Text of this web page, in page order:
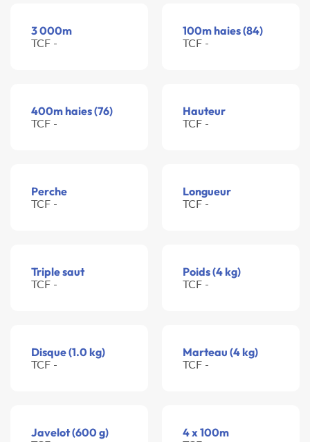
3 000m
TCF -
100m haies (84)
TCF -
400m haies (76)
TCF -
Hauteur
TCF -
Perche
TCF -
Longueur
TCF -
Triple saut
TCF -
Poids (4 kg)
TCF -
Disque (1.0 kg)
TCF -
Marteau (4 kg)
TCF -
Javelot (600 g) 4 x 100m